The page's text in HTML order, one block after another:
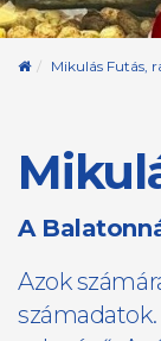
Kezdőoldal
Mikulás Futás,
A
Azok